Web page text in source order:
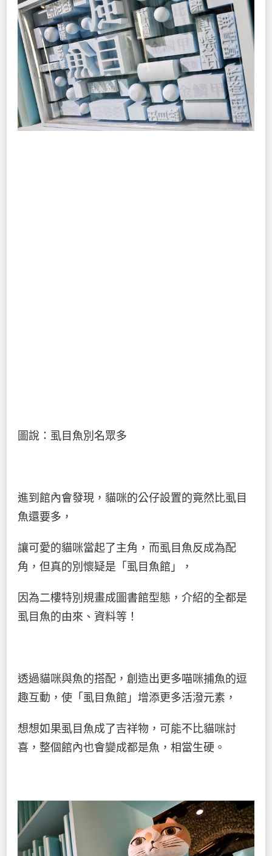
圖說：虱目魚別名眾多
進到館內會發現，貓咪的公仔設置的竟然比虱目
魚還要多，
讓可愛的貓咪當起了主角，而虱目魚反成為配
角，但真的別懷疑是「虱目魚館」，
因為二樓特別規畫成圖書館型態，介紹的全都是
虱目魚的由來、資料等！
透過貓咪與魚的搭配，創造出更多喵咪捕魚的逗
趣互動，使「虱目魚館」增添更多活潑元素，
想想如果虱目魚成了吉祥物，可能不比貓咪討
喜，整個館內也會變成都是魚，相當生硬。